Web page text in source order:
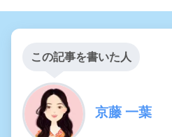
この記事を書いた人
京藤 一葉